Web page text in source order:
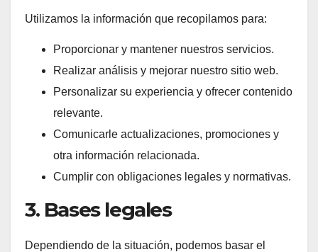
Utilizamos la información que recopilamos para:
Proporcionar y mantener nuestros servicios.
Realizar análisis y mejorar nuestro sitio web.
Personalizar su experiencia y ofrecer contenido
relevante.
Comunicarle actualizaciones, promociones y
otra información relacionada.
Cumplir con obligaciones legales y normativas.
3. Bases legales
Dependiendo de la situación, podemos basar el